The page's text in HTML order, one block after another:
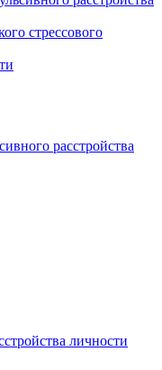
стрессового
расстройства
личности